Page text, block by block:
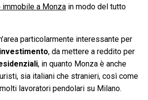
a Monza in modo del tutto
particolarmente interessante per
, da mettere a reddito per
, in quanto Monza è anche
sia italiani che stranieri, così come
lavoratori pendolari su Milano.